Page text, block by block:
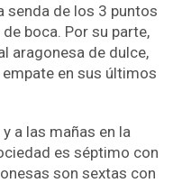
senda de los 3 puntos
boca. Por su parte,
aragonesa de dulce,
en sus últimos
a las mañas en la
es séptimo con
son sextas con